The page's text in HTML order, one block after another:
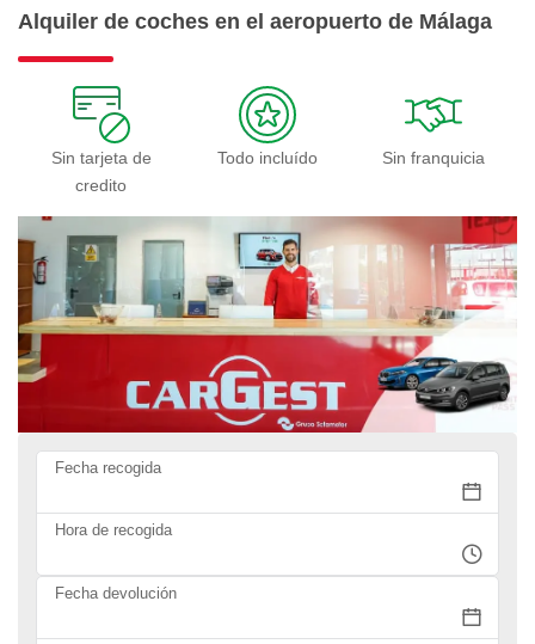
Alquiler de coches en el aeropuerto de Málaga
Sin tarjeta de
credito
Todo incluído Sin franquicia
Fecha recogida
Hora de recogida
Fecha devolución